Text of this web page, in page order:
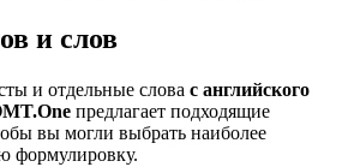
и слов
и отдельные слова с английского
предлагает подходящие
вы могли выбрать наиболее
формулировку.